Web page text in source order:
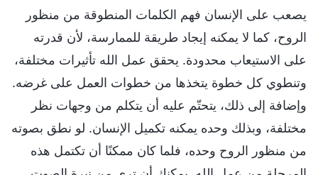
يصعب على الإنسان فهم الكلمات المنطوقة من منظور
الروح، كما لا يمكنه إيجاد طريقة للممارسة، لأن قدرته
على الاستيعاب محدودة. يحقق عمل الله تأثيرات مختلفة،
وتنطوي كل خطوة يتخذها من خطوات العمل على غرضه.
وإضافة إلى ذلك، يتحتّم عليه أن يتكلم من وجهات نظر
مختلفة، وبذلك وحده يمكنه تكميل الإنسان. لو نطق بصوته
من منظور الروح وحده، فلما كان ممكنًا أن تكتمل هذه